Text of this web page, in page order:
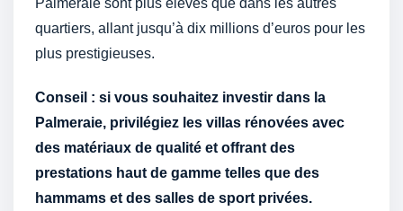
quartiers, allant jusqu’à dix millions d’euros pour les
plus prestigieuses.
Conseil : si vous souhaitez investir dans la
Palmeraie, privilégiez les villas rénovées avec
des matériaux de qualité et offrant des
prestations haut de gamme telles que des
hammams et des salles de sport privées.